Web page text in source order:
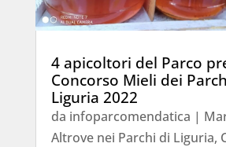
4 apicoltori del Parco
Concorso Mieli dei
Liguria 2022
da infoparcomendatica |
Altrove nei Parchi di Liguria,